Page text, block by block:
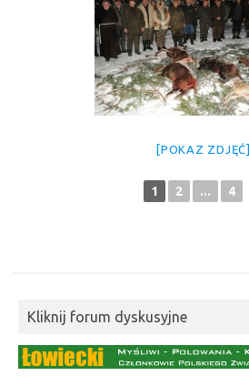
[POKAZ ZDJĘĆ]
1 2 ... 4
Kliknij forum dyskusyjne